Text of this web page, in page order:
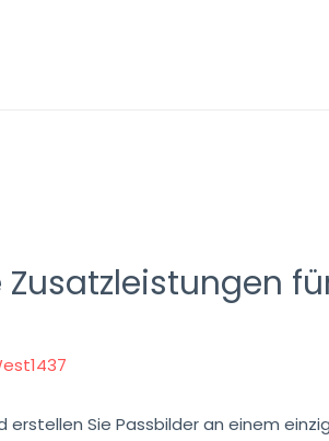
erstellen Sie Passbilder an einem